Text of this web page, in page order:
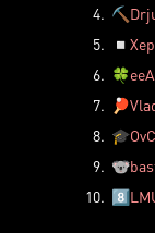
4. ⛏️
5.
◽
6. 🍀
7.
🏓
8. 🎓
9. 🐨
10. 8️⃣